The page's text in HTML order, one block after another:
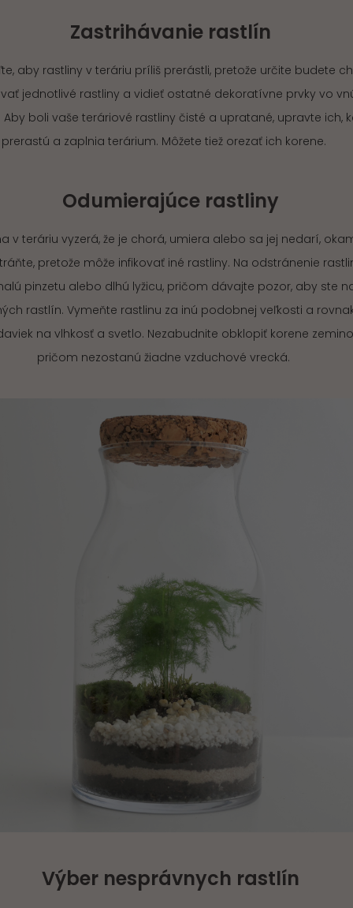
Zastrihávanie rastlín
aby rastliny v teráriu príliš prerástli, pretože určite budete
jednotlivé rastliny a vidieť ostatné dekoratívne prvky vo
Aby boli vaše teráriové rastliny čisté a upratané, upravte ich,
prerastú a zaplnia terárium. Môžete tiež orezať ich korene.
Odumierajúce rastliny
v teráriu vyzerá, že je chorá, umiera alebo sa jej nedarí,
pretože môže infikovať iné rastliny. Na odstránenie
pinzetu alebo dlhú lyžicu, pričom dávajte pozor, aby ste
rastlín. Vymeňte rastlinu za inú podobnej veľkosti a
na vlhkosť a svetlo. Nezabudnite obklopiť korene
pričom nezostanú žiadne vzduchové vrecká.
Výber nesprávnych rastlín